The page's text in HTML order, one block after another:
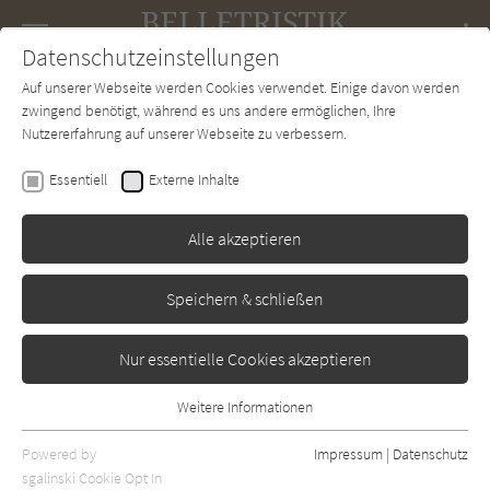
SUCHE Forum Charts Newsletter
Steven Price
Der letzte Prinz
Erschienen: Oktober 2020 Bibliogr. Angaben
Datenschutzeinstellungen
Auf unserer Webseite werden Cookies verwendet. Einige davon werden
zwingend benötigt, während es uns andere ermöglichen, Ihre
Nutzererfahrung auf unserer Webseite zu verbessern.
Essentiell Externe Inhalte
Alle akzeptieren
Speichern & schließen
Nur essentielle Cookies akzeptieren
Essentielle Cookies werden für grundlegende Funktionen der
Webseite benötigt. Dadurch ist gewährleistet, dass die Webseite
Weitere Informationen
Powered by
sgalinski Cookie Opt In
Impressum | Datenschutz